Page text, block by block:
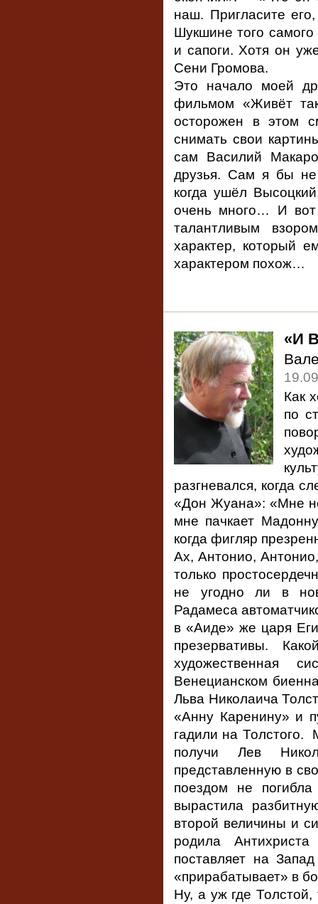
наш. Пригласите
Шукшине того самого
и сапоги. Хотя он
Сени Громова.
Это начало моей
фильмом «Живёт
осторожен в этом
снимать свои
сам Василий
друзья. Сам я бы не
когда ушёл
очень много… И
талантливым
характер, который
характером похож…
«И
Как
по
разгневался, когда
«Дон Жуана»: «Мне
мне пачкает
когда фигляр
Ах, Антонио,
только
не угодно ли в
Радамеса
в «Аиде» же царя
презервативы.
художественная
Венецианском
Льва Николаича
«Анну Каренину» и
гадили на Толстого.
получи Лев
представленную в
поездом не
вырастила
второй величины и
родила
поставляет на
«прирабатывает» в
Ну, а уж где